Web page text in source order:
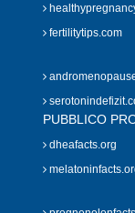
fertilitytips.com
PUBBLICO
dheafacts.org